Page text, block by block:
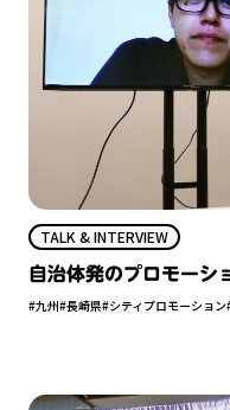
TALK & INTERVIEW
自治体発のプロモーシ
〈後篇〉
#九州#長崎県#シティプロモーション